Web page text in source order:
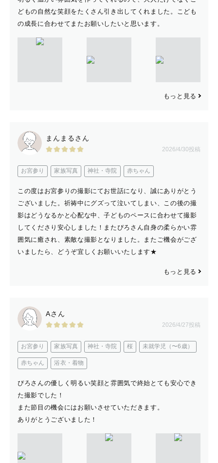
東京・神奈川・埼玉を中心に活動しています！
（往復交通費が3000円を超える場合は別途交通費のご負
担をお願いしております。）
ご予約前に必ずご確認ください。
1999年7月
生まれも育ちも東京で、
現在も東京に住んでいます🌱
周りからは
「　朗らかな雰囲気！　」
「　優しい　」
と言ってもらえます🙈🫧
思いやりや気配りを大切に
とっても嬉しいです😊
小学生〜高校までバレーボール部でした🏐
今でも趣味でバレーボールを続けていて
身体を動かすことが大好きです！
休日は旅行に行ったり、
まったりと自然に癒されたりしています🌿
どもの自然な笑顔をたくさん引き出してくれました。こども
の成長に合わせてまたお願いしたいと思います。
もっと見る
まんまるさん
2026/4/30投稿
お宮参り 家族写真 神社・寺院 赤ちゃん
この度はお宮参りの撮影にてお世話になり、誠にありがとう
ございました。祈祷中にグズって泣いてしまい、この後の撮
影はどうなるかと心配な中、子どものペースに合わせて撮影
してくださり安心しました！またぴろさん自身の柔らかい雰
囲気に癒され、素敵な撮影となりました。またご機会がござ
いましたら、どうぞ宜しくお願いいたします★
もっと見る
Aさん
2026/4/27投稿
お宮参り 家族写真 神社・寺院 桜 未就学児（〜6歳）
赤ちゃん 浴衣・着物
ぴろさんの優しく明るい笑顔と雰囲気で終始とても安心でき
た撮影でした！
また節目の機会にはお願いさせていただきます。
ありがとうございました！